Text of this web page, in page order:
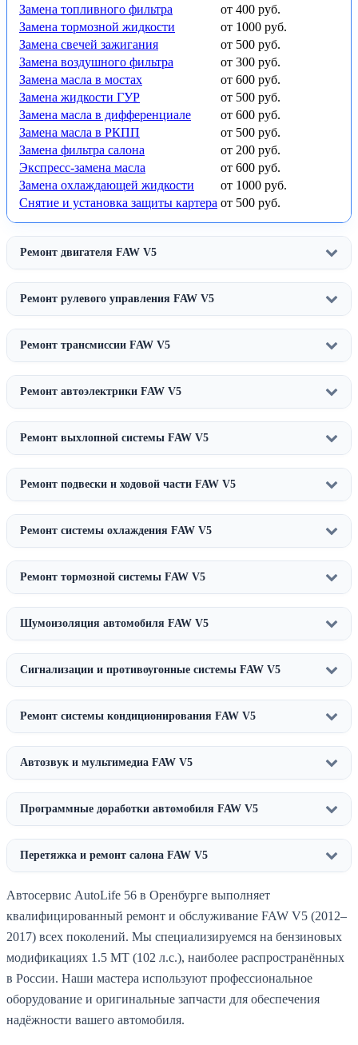
Замена топливного фильтра
от 400 руб.
Замена тормозной жидкости
от 1000 руб.
Замена свечей зажигания
от 500 руб.
Замена воздушного фильтра
от 300 руб.
Замена масла в мостах
от 600 руб.
Замена жидкости ГУР
от 500 руб.
Замена масла в дифференциале
от 600 руб.
Замена масла в РКПП
от 500 руб.
Замена фильтра салона
от 200 руб.
Экспресс-замена масла
от 600 руб.
Замена охлаждающей жидкости
от 1000 руб.
Снятие и установка защиты картера от 500 руб.
Ремонт двигателя FAW V5
Ремонт рулевого управления FAW V5
Ремонт трансмиссии FAW V5
Ремонт автоэлектрики FAW V5
Ремонт выхлопной системы FAW V5
Ремонт подвески и ходовой части FAW V5
Ремонт системы охлаждения FAW V5
Ремонт тормозной системы FAW V5
Шумоизоляция автомобиля FAW V5
Сигнализации и противоугонные системы FAW V5
Ремонт системы кондиционирования FAW V5
Автозвук и мультимедиа FAW V5
Программные доработки автомобиля FAW V5
Перетяжка и ремонт салона FAW V5
Автосервис AutoLife 56 в Оренбурге выполняет
квалифицированный ремонт и обслуживание FAW V5 (2012–
2017) всех поколений. Мы специализируемся на бензиновых
модификациях 1.5 MT (102 л.с.), наиболее распространённых
в России. Наши мастера используют профессиональное
оборудование и оригинальные запчасти для обеспечения
надёжности вашего автомобиля.